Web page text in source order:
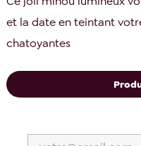
et la date en teintant
chatoyantes